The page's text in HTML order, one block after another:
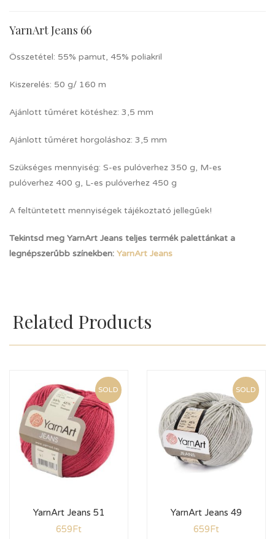
YarnArt Jeans 66
Összetétel: 55% pamut, 45% poliakril
Kiszerelés: 50 g/ 160 m
Ajánlott tűméret kötéshez: 3,5 mm
Ajánlott tűméret horgoláshoz: 3,5 mm
Szükséges mennyiség: S-es pulóverhez 350 g, M-es
pulóverhez 400 g, L-es pulóverhez 450 g
A feltüntetett mennyiségek tájékoztató jellegűek!
Tekintsd meg YarnArt Jeans teljes termék palettánkat a
legnépszerűbb színekben: YarnArt Jeans
Related Products
SOLD
YarnArt Jeans 51
659Ft
SOLD
YarnArt Jeans 49
659Ft